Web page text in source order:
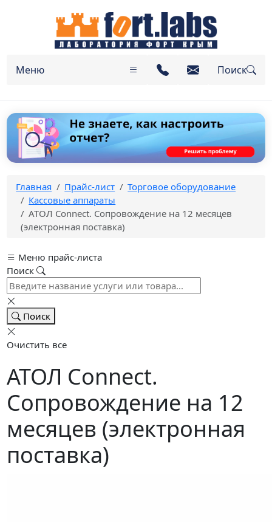
Меню Поиск
Главная Прайс-лист
Торговое оборудование
Кассовые аппараты
АТОЛ Connect. Сопровождение на 12 месяцев
(электронная поставка)
Меню прайс-листа
Поиск
Поиск
Очистить все
АТОЛ Connect.
Сопровождение на 12
месяцев (электронная
поставка)